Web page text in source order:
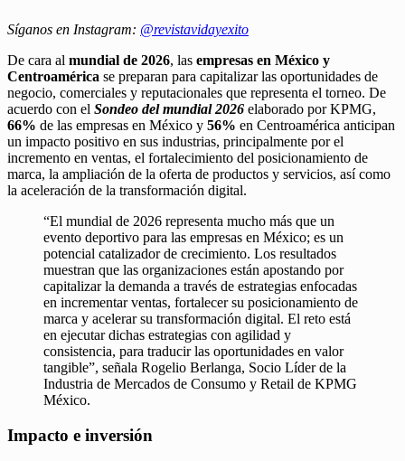
Síganos en Instagram: @revistavidayexito
De cara al mundial de 2026, las empresas en México y
Centroamérica se preparan para capitalizar las oportunidades de
negocio, comerciales y reputacionales que representa el torneo. De
acuerdo con el Sondeo del mundial 2026 elaborado por KPMG,
66% de las empresas en México y 56% en Centroamérica anticipan
un impacto positivo en sus industrias, principalmente por el
incremento en ventas, el fortalecimiento del posicionamiento de
marca, la ampliación de la oferta de productos y servicios, así como
la aceleración de la transformación digital.
“El mundial de 2026 representa mucho más que un
evento deportivo para las empresas en México; es un
potencial catalizador de crecimiento. Los resultados
muestran que las organizaciones están apostando por
capitalizar la demanda a través de estrategias enfocadas
en incrementar ventas, fortalecer su posicionamiento de
marca y acelerar su transformación digital. El reto está
en ejecutar dichas estrategias con agilidad y
consistencia, para traducir las oportunidades en valor
tangible”, señala Rogelio Berlanga, Socio Líder de la
Industria de Mercados de Consumo y Retail de KPMG
México.
Impacto e inversión